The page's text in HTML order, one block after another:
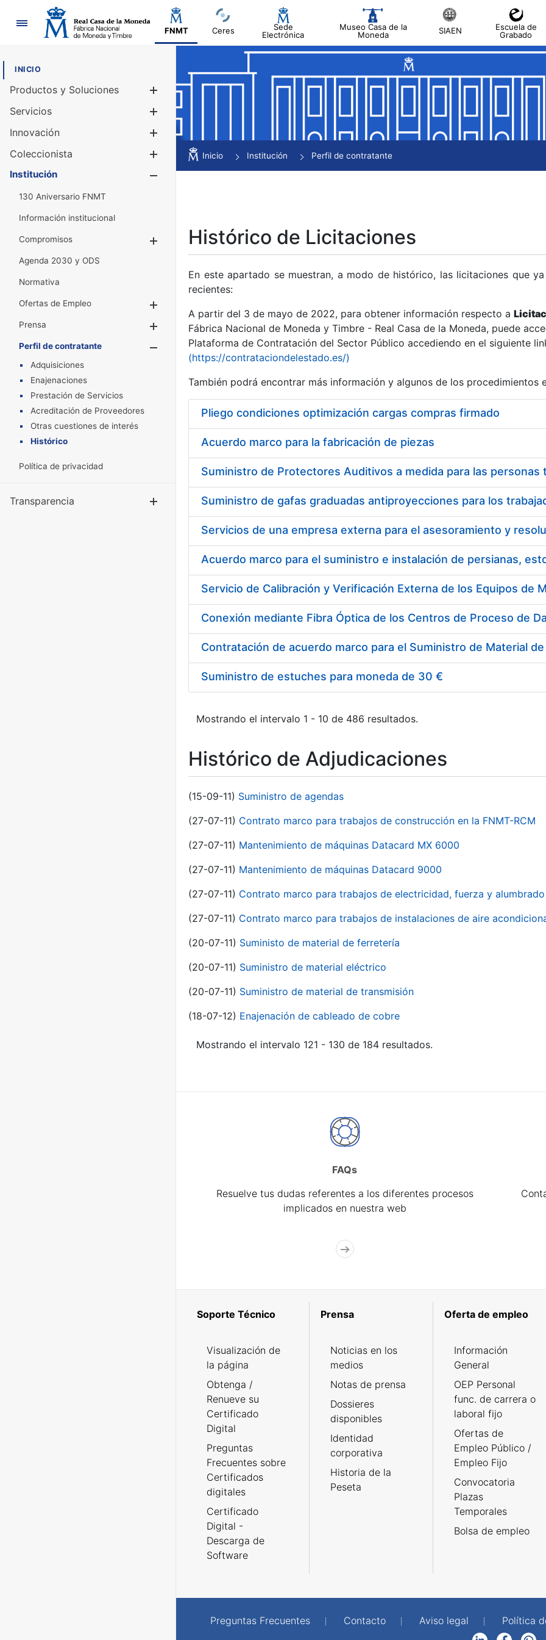
Navegación
FNMT Ceres
Sede
Electrónica
Museo Casa de la
Moneda
SIAEN
Escuela de
Grabado
INICIO
Productos y Soluciones
Mostrar/Ocultar
Servicios
Innovación
Coleccionista
Mostrar/Ocultar
Institución
130 Aniversario FNMT
Información institucional
Compromisos
Mostrar/Ocultar
Agenda 2030 y ODS
Normativa
Ofertas de Empleo
Prensa
Mostrar/Ocultar
Perfil de contratante
Mostrar/Ocultar
Adquisiciones
Enajenaciones
Prestación de Servicios
Acreditación de Proveedores
Otras cuestiones de interés
Histórico
Política de privacidad
Transparencia Mostrar/Ocultar
Inicio Institución Perfil de contratante
Histórico de Licitaciones
En este apartado se muestran, a modo de histórico, las licitaciones que
recientes:
A partir del 3 de mayo de 2022, para obtener información respecto a
Fábrica Nacional de Moneda y Timbre - Real Casa de la Moneda, puede
Plataforma de Contratación del Sector Público accediendo en el siguiente
(https://contrataciondelestado.es/)
También podrá encontrar más información y algunos de los procedimientos
Pliego condiciones optimización cargas compras firmado
Acuerdo marco para la fabricación de piezas
Acuerdo marco para el suministro e instalación de persianas,
Suministro de estuches para moneda de 30 €
Mostrando el intervalo 1 - 10 de 486 resultados.
Histórico de Adjudicaciones
(15-09-11) Suministro de agendas
(27-07-11) Contrato marco para trabajos de construcción en la FNMT-RCM
(27-07-11) Mantenimiento de máquinas Datacard MX 6000
(27-07-11) Mantenimiento de máquinas Datacard 9000
(27-07-11) Contrato marco para trabajos de electricidad, fuerza y alumbrado
(27-07-11) Contrato marco para trabajos de instalaciones de aire
(20-07-11) Suministo de material de ferretería
(20-07-11) Suministro de material eléctrico
(20-07-11) Suministro de material de transmisión
(18-07-12) Enajenación de cableado de cobre
Mostrando el intervalo 121 - 130 de 184 resultados.
FAQs
Resuelve tus dudas referentes a los diferentes procesos
implicados en nuestra web
Soporte Técnico
Visualización de
la página
Obtenga /
Renueve su
Certificado
Digital
Preguntas
Frecuentes sobre
Certificados
digitales
Certificado
Digital -
Descarga de
Software
Prensa
Noticias en los
medios
Notas de prensa
Dossieres
disponibles
Identidad
corporativa
Historia de la
Peseta
Oferta de empleo
Información
General
OEP Personal
func. de carrera o
laboral fijo
Ofertas de
Empleo Público /
Empleo Fijo
Convocatoria
Plazas
Temporales
Bolsa de empleo
Preguntas Frecuentes Contacto Aviso legal Política